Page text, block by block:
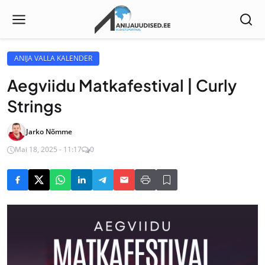
ANIJA VALLA KALENDER
Aegviidu Matkafestival | Curly
Strings
Jarko Nõmme
Mai 18, 2025 - 11:17
0